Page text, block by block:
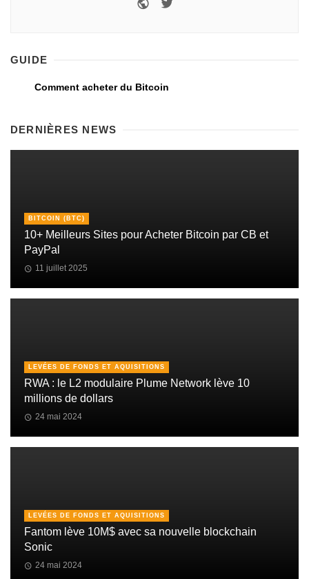
GUIDE
Comment acheter du Bitcoin
DERNIÈRES NEWS
BITCOIN (BTC)
10+ Meilleurs Sites pour Acheter Bitcoin par CB et
PayPal
11 juillet 2025
LEVÉES DE FONDS ET AQUISITIONS
RWA : le L2 modulaire Plume Network lève 10
millions de dollars
24 mai 2024
LEVÉES DE FONDS ET AQUISITIONS
Fantom lève 10M$ avec sa nouvelle blockchain
Sonic
24 mai 2024